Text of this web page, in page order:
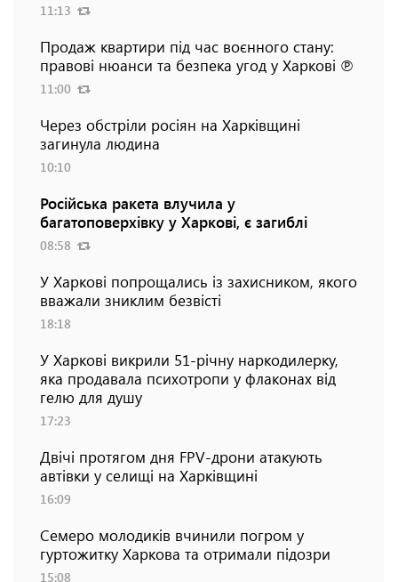
11:13
Продаж квартири під час воєнного стану:
правові нюанси та безпека угод у Харкові ℗
11:00
Через обстріли росіян на Харківщині
загинула людина
10:10
Російська ракета влучила у
багатоповерхівку у Харкові, є загиблі
08:58
У Харкові попрощались із захисником, якого
вважали зниклим безвісті
18:18
У Харкові викрили 51-річну наркодилерку,
яка продавала психотропи у флаконах від
гелю для душу
17:23
Двічі протягом дня FPV-дрони атакують
автівки у селищі на Харківщині
16:09
Семеро молодиків вчинили погром у
гуртожитку Харкова та отримали підозри
15:08